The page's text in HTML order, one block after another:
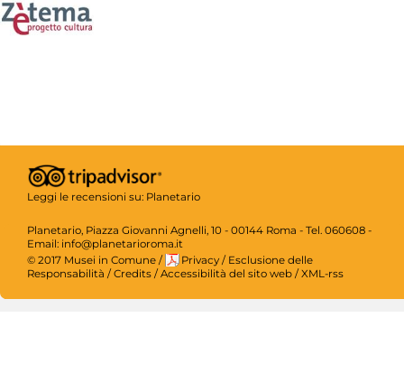
Leggi le recensioni su: Planetario
Planetario, Piazza Giovanni Agnelli, 10 - 00144 Roma - Tel. 060608 -
Email: info@planetarioroma.it
© 2017 Musei in Comune / Privacy / Esclusione delle
Responsabilità / Credits / Accessibilità del sito web / XML-rss